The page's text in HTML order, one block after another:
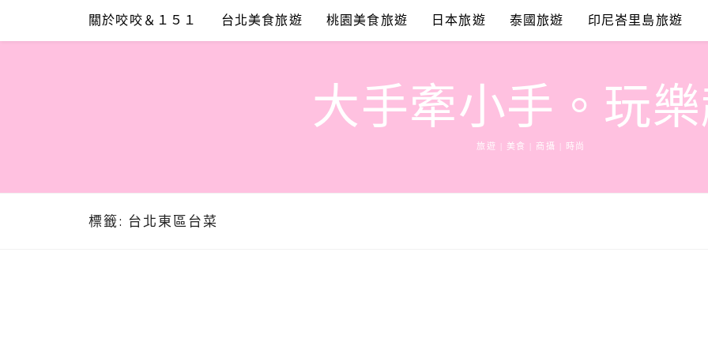
content
關於咬咬＆１５１ 台北美食旅遊 桃園美食旅遊 日本旅遊 泰國旅遊 印尼峇里島旅遊
大手牽小手。玩
旅遊 | 美食 | 商攝 | 時尚
標籤: 台北東區台菜